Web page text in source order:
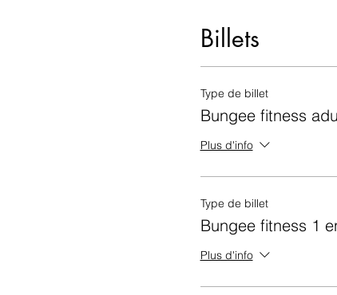
Enfants (5-11 ans)
Ado et adulte (12 ans
Au bungee: exercices
Hors bungee:
Matériel fourni:
• Harnais et bungee
• Accessoires pour
• Bouteille d'eau,
Billets
Type de billet
Bungee fitness
Plus d'info
Type de billet
Bungee fitness 1
Plus d'info